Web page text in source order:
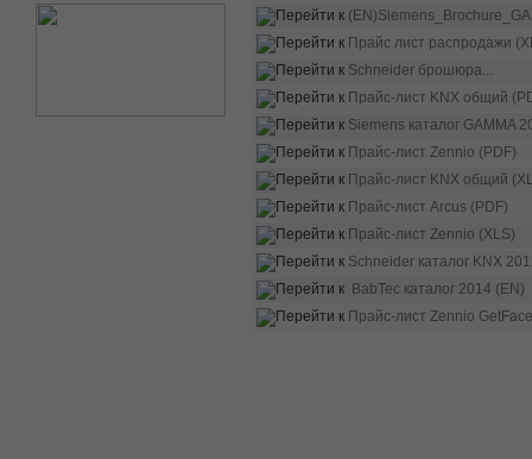
Прайс лист распродажи
Schneider брошюра...
Прайс-лист KNX общий
Siemens каталог GAMMA
Прайс-лист Zennio (PDF)
Прайс-лист KNX общий
Прайс-лист Arcus (PDF)
Прайс-лист Zennio (XLS)
Schneider каталог KNX
BabTec каталог 2014 (EN)
Прайс-лист Zennio